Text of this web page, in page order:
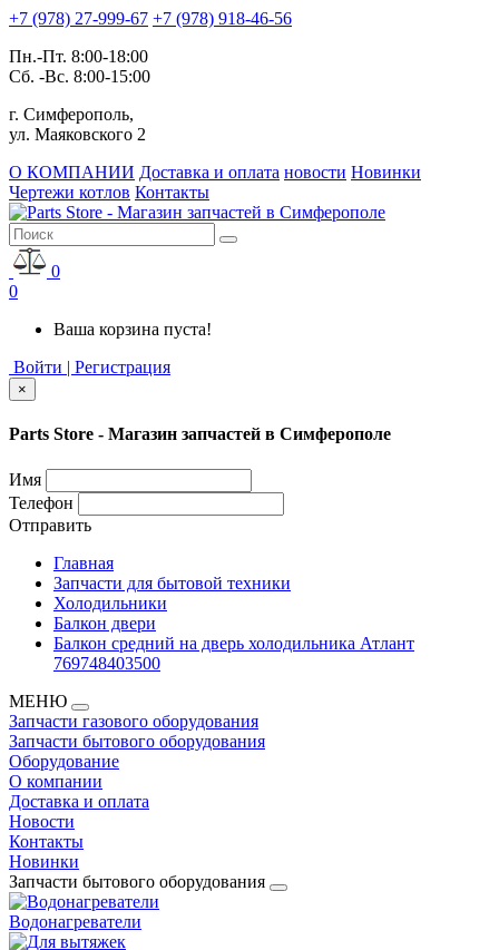
+7 (978) 27-999-67 +7 (978) 918-46-56
Пн.-Пт. 8:00-18:00
Сб. -Вс. 8:00-15:00
г. Симферополь,
ул. Маяковского 2
О КОМПАНИИ Доставка и оплата новости Новинки
Чертежи котлов Контакты
0
0
Ваша корзина пуста!
Войти | Регистрация
×
Parts Store - Магазин запчастей в Симферополе
Имя
Телефон
Отправить
Главная
Запчасти для бытовой техники
Холодильники
Балкон двери
Балкон средний на дверь холодильника Атлант
769748403500
МЕНЮ
Запчасти газового оборудования
Запчасти бытового оборудования
Оборудование
О компании
Доставка и оплата
Новости
Контакты
Новинки
Запчасти бытового оборудования
Водонагреватели